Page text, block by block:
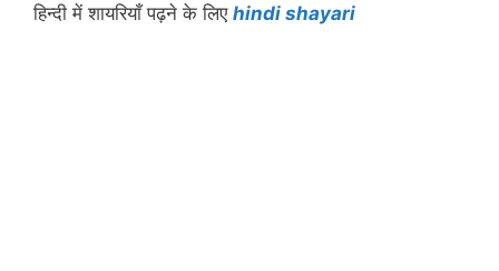
हिन्दी में शायरियाँ पढ़ने के लिए hindi shayari